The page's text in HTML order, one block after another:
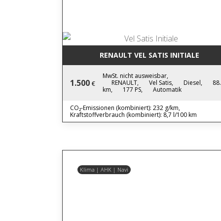
RENAULT VEL SATIS INITIALE
1.500 €
MwSt. nicht ausweisbar,
RENAULT,
Vel Satis, Diesel,
km,
177 PS, Automatik
CO₂-Emissionen (kombiniert): 232 g/km,
Kraftstoffverbrauch (kombiniert): 8,7 l/100 km
Klima | AHK | Navi